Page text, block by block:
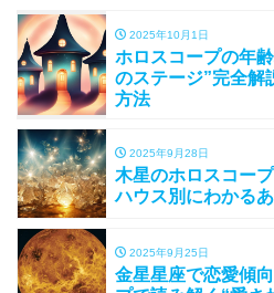
2025年10月1日
ホロスコープの年
のステージ”完全解
方法
2025年9月28日
木星のホロスコー
ハウス別にわかる
2025年9月25日
金星星座で恋愛傾